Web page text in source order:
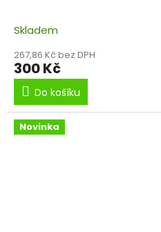
Skladem
267,86 Kč bez DPH
300 Kč
Do košíku
Novinka